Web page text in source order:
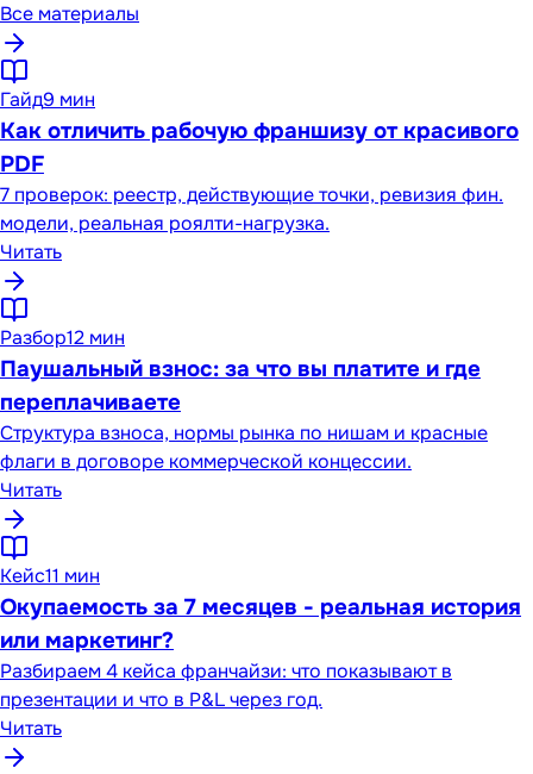
Все материалы
Гайд9 мин
Как отличить рабочую франшизу от красивого
PDF
7 проверок: реестр, действующие точки, ревизия фин.
модели, реальная роялти-нагрузка.
Читать
Разбор12 мин
Паушальный взнос: за что вы платите и где
переплачиваете
Структура взноса, нормы рынка по нишам и красные
флаги в договоре коммерческой концессии.
Читать
Кейс11 мин
Окупаемость за 7 месяцев - реальная история
или маркетинг?
Разбираем 4 кейса франчайзи: что показывают в
презентации и что в P&L через год.
Читать